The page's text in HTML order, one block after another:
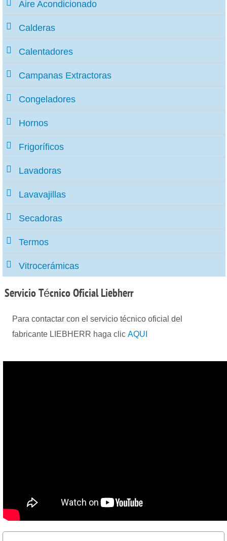
Aire Acondicionado
Calderas
Calentadores
Campanas Extractoras
Congeladores
Hornos
Frigoríficos
Lavadoras
Lavavajillas
Secadoras
Termos
Vitrocerámicas
ServicioTécnico Oficial Liebherr
Para contactar con el servicio técnico oficial del
fabricante LIEBHERR haga clic AQUI